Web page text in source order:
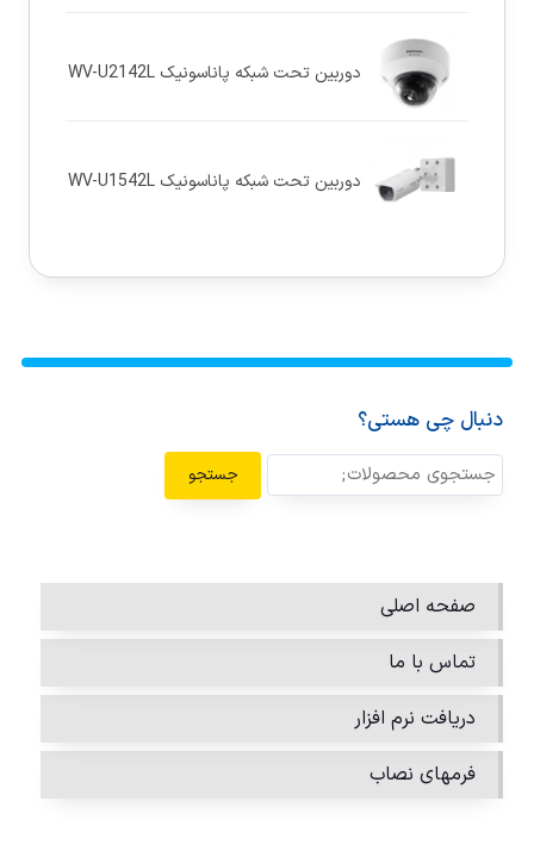
دوربین تحت شبکه پاناسونيک WV-U2142L
دوربین تحت شبکه پاناسونيک WV-U1542L
دنبال چی هستی؟
جستجو
صفحه اصلی
تماس با ما
دریافت نرم افزار
فرمهای نصاب